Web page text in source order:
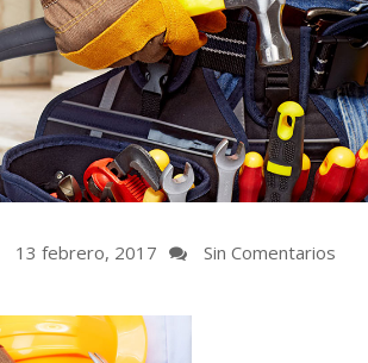
13 febrero, 2017 Sin Comentarios